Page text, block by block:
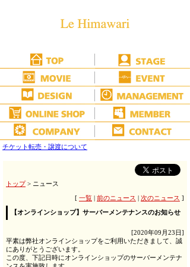
チケット転売・譲渡について
トップ> ニュース
[ 一覧 前のニュース 次のニュース ]
【オンラインショップ】サーバーメンテナンスのお知らせ
[2020年09月23日]
平素は弊社オンラインショップをご利用いただきまして、誠
にありがとうございます。
この度、下記日時にオンラインショップのサーバーメンテナ